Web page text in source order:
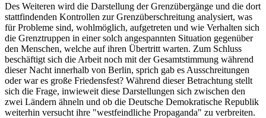
Des Weiteren wird die Darstellung der Grenzübergänge und die dort
stattfindenden Kontrollen zur Grenzüberschreitung analysiert, was
für Probleme sind, wohlmöglich, aufgetreten und wie Verhalten sich
die Grenztruppen in einer solch angespannten Situation gegenüber
den Menschen, welche auf ihren Übertritt warten. Zum Schluss
beschäftigt sich die Arbeit noch mit der Gesamtstimmung während
dieser Nacht innerhalb von Berlin, sprich gab es Ausschreitungen
oder war es große Friedensfest? Während dieser Betrachtung stellt
sich die Frage, inwieweit diese Darstellungen sich zwischen den
zwei Ländern ähneln und ob die Deutsche Demokratische Republik
weiterhin versucht ihre "westfeindliche Propaganda" zu verbreiten.